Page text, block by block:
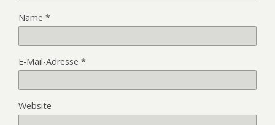
Name *
E-Mail-Adresse *
Website